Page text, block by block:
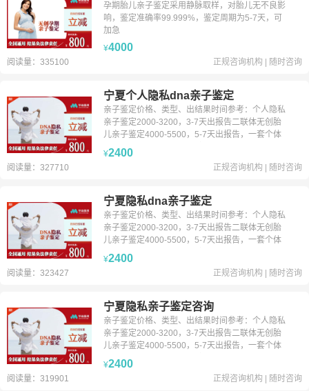
孕期胎儿亲子鉴定采用静脉取样，对胎儿无不良影
响，鉴定准确率99.999%，鉴定周期为5-7天，可
加急
¥4000
阅读量：335100 正规咨询机构 随时咨询
宁夏个人隐私dna亲子鉴定
亲子鉴定价格、类型、出结果时间参考：个人隐私
亲子鉴定2000-3200，3-7天出报告二联体无创胎
儿亲子鉴定4000-5500，5-7天出报告，一套个体
识别1200-1600，3-7天出报告父、子加急1000元
24小时出报告（收到样本时间为准）备注：以上价
格仅供参考，每个城市价格不一致，鉴定前务必咨
¥2400
阅读量：327710 正规咨询机构 随时咨询
宁夏隐私dna亲子鉴定
亲子鉴定价格、类型、出结果时间参考：个人隐私
亲子鉴定2000-3200，3-7天出报告二联体无创胎
儿亲子鉴定4000-5500，5-7天出报告，一套个体
识别1200-1600，3-7天出报告父、子加急1000元
24小时出报告（收到样本时间为准）备注：以上价
格仅供参考，每个城市价格不一致，鉴定前务必咨
¥2400
阅读量：323427 正规咨询机构 随时咨询
宁夏隐私亲子鉴定咨询
亲子鉴定价格、类型、出结果时间参考：个人隐私
亲子鉴定2000-3200，3-7天出报告二联体无创胎
儿亲子鉴定4000-5500，5-7天出报告，一套个体
识别1200-1600，3-7天出报告父、子加急1000元
24小时出报告（收到样本时间为准）备注：以上价
格仅供参考，每个城市价格不一致，鉴定前务必咨
¥2400
阅读量：319901 正规咨询机构 随时咨询